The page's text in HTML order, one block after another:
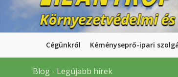
Cégünkről Kéményseprő-ipari
Blog - Legújabb hírek